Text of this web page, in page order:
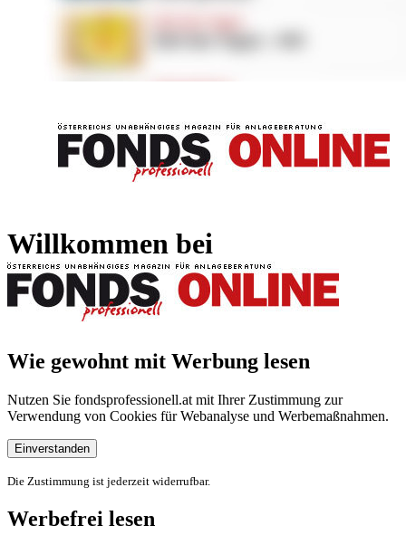
Willkommen bei
Wie gewohnt mit Werbung lesen
Nutzen Sie fondsprofessionell.at mit Ihrer Zustimmung zur
Verwendung von Cookies für Webanalyse und Werbemaßnahmen.
Einverstanden
Die Zustimmung ist jederzeit widerrufbar.
Werbefrei lesen